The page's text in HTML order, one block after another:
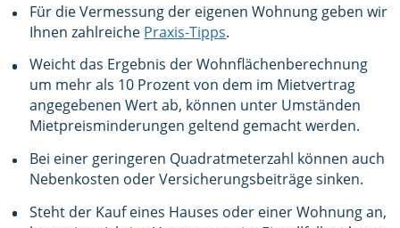
Für die Vermessung der eigenen Wohnung geben wir
Ihnen zahlreiche Praxis-Tipps.
Weicht das Ergebnis der Wohnflächenberechnung
um mehr als 10 Prozent von dem im Mietvertrag
angegebenen Wert ab, können unter Umständen
Mietpreisminderungen geltend gemacht werden.
Bei einer geringeren Quadratmeterzahl können auch
Nebenkosten oder Versicherungsbeiträge sinken.
Steht der Kauf eines Hauses oder einer Wohnung an,